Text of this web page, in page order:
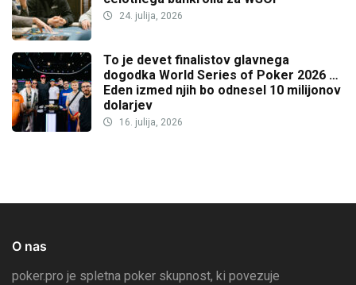
24. julija, 2026
To je devet finalistov glavnega
dogodka World Series of Poker 2026 …
Eden izmed njih bo odnesel 10 milijonov
dolarjev
16. julija, 2026
O nas
poker.pro je spletna poker skupnost, ki povezuje